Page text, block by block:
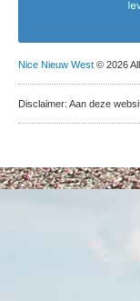
Nice Nieuw West © 2026
Disclaimer: Aan deze